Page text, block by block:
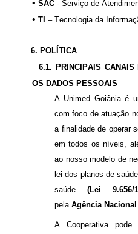
• SAC - Serviço de
• TI – Tecnologia da
6. POLÍTICA
6.1. PRINCIPAIS CANAIS
OS DADOS PESSOAIS
A Unimed Goiânia é
com foco de atuação
a finalidade de operar
em todos os níveis,
ao nosso modelo de
lei dos planos de
saúde (Lei 9.656/
pela Agência
A Cooperativa